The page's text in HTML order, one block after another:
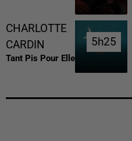
CHARLOTTE
CARDIN
Tant Pis Pour Elle
5h25
5h25